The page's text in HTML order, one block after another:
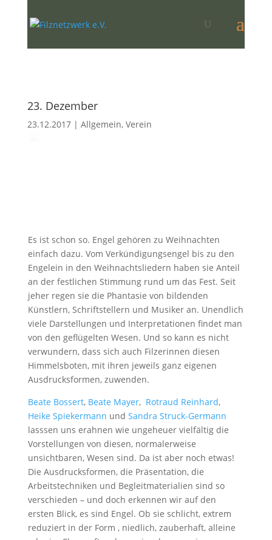
23. Dezember
23.12.2017| Allgemein, Verein
Es ist schon so. Engel gehören zu Weihnachten
einfach dazu. Vom Verkündigungsengel bis zu den
Engelein in den Weihnachtsliedern haben sie Anteil
an der festlichen Stimmung rund um das Fest. Seit
jeher regen sie die Phantasie von bildenden
Künstlern, Schriftstellern und Musiker an. Unendlich
viele Darstellungen und Interpretationen findet man
von den geflügelten Wesen. Und so kann es nicht
verwundern, dass sich auch Filzerinnen diesen
Himmelsboten, mit ihren jeweils ganz eigenen
Ausdrucksformen, zuwenden.
Beate Bossert, Beate Mayer, Rotraud Reinhard,
Heike Spiekermann und Sandra Struck-Germann
lasssen uns erahnen wie ungeheuer vielfältig die
Vorstellungen von diesen, normalerweise
unsichtbaren, Wesen sind. Da ist aber noch etwas!
Die Ausdrucksformen, die Präsentation, die
Arbeitstechniken und Begleitmaterialien sind so
verschieden – und doch erkennen wir auf den
ersten Blick, es sind Engel. Ob sie schlicht, extrem
reduziert in der Form , niedlich, zauberhaft, alleine